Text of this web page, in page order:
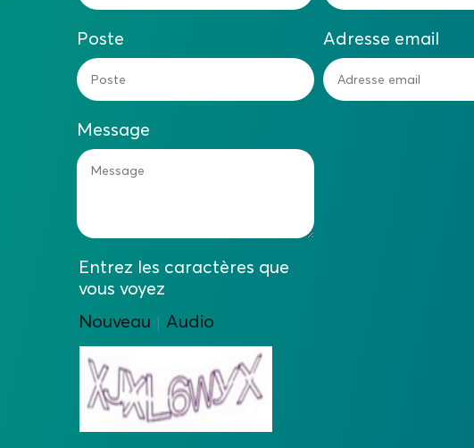
Poste Adresse email
Message
Entrez les caractères que
vous voyez
Nouveau |Audio